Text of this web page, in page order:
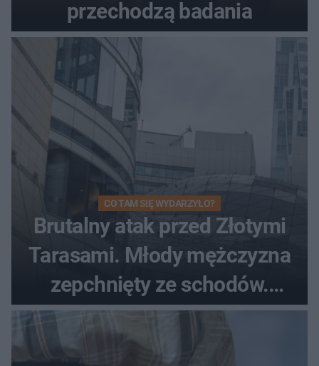
przechodzą badania
CO TAM SIĘ WYDARZYŁO?
Brutalny atak przed Złotymi
Tarasami. Młody mężczyzna
zepchnięty ze schodów.
Szokujące nagranie krąży po
sieci